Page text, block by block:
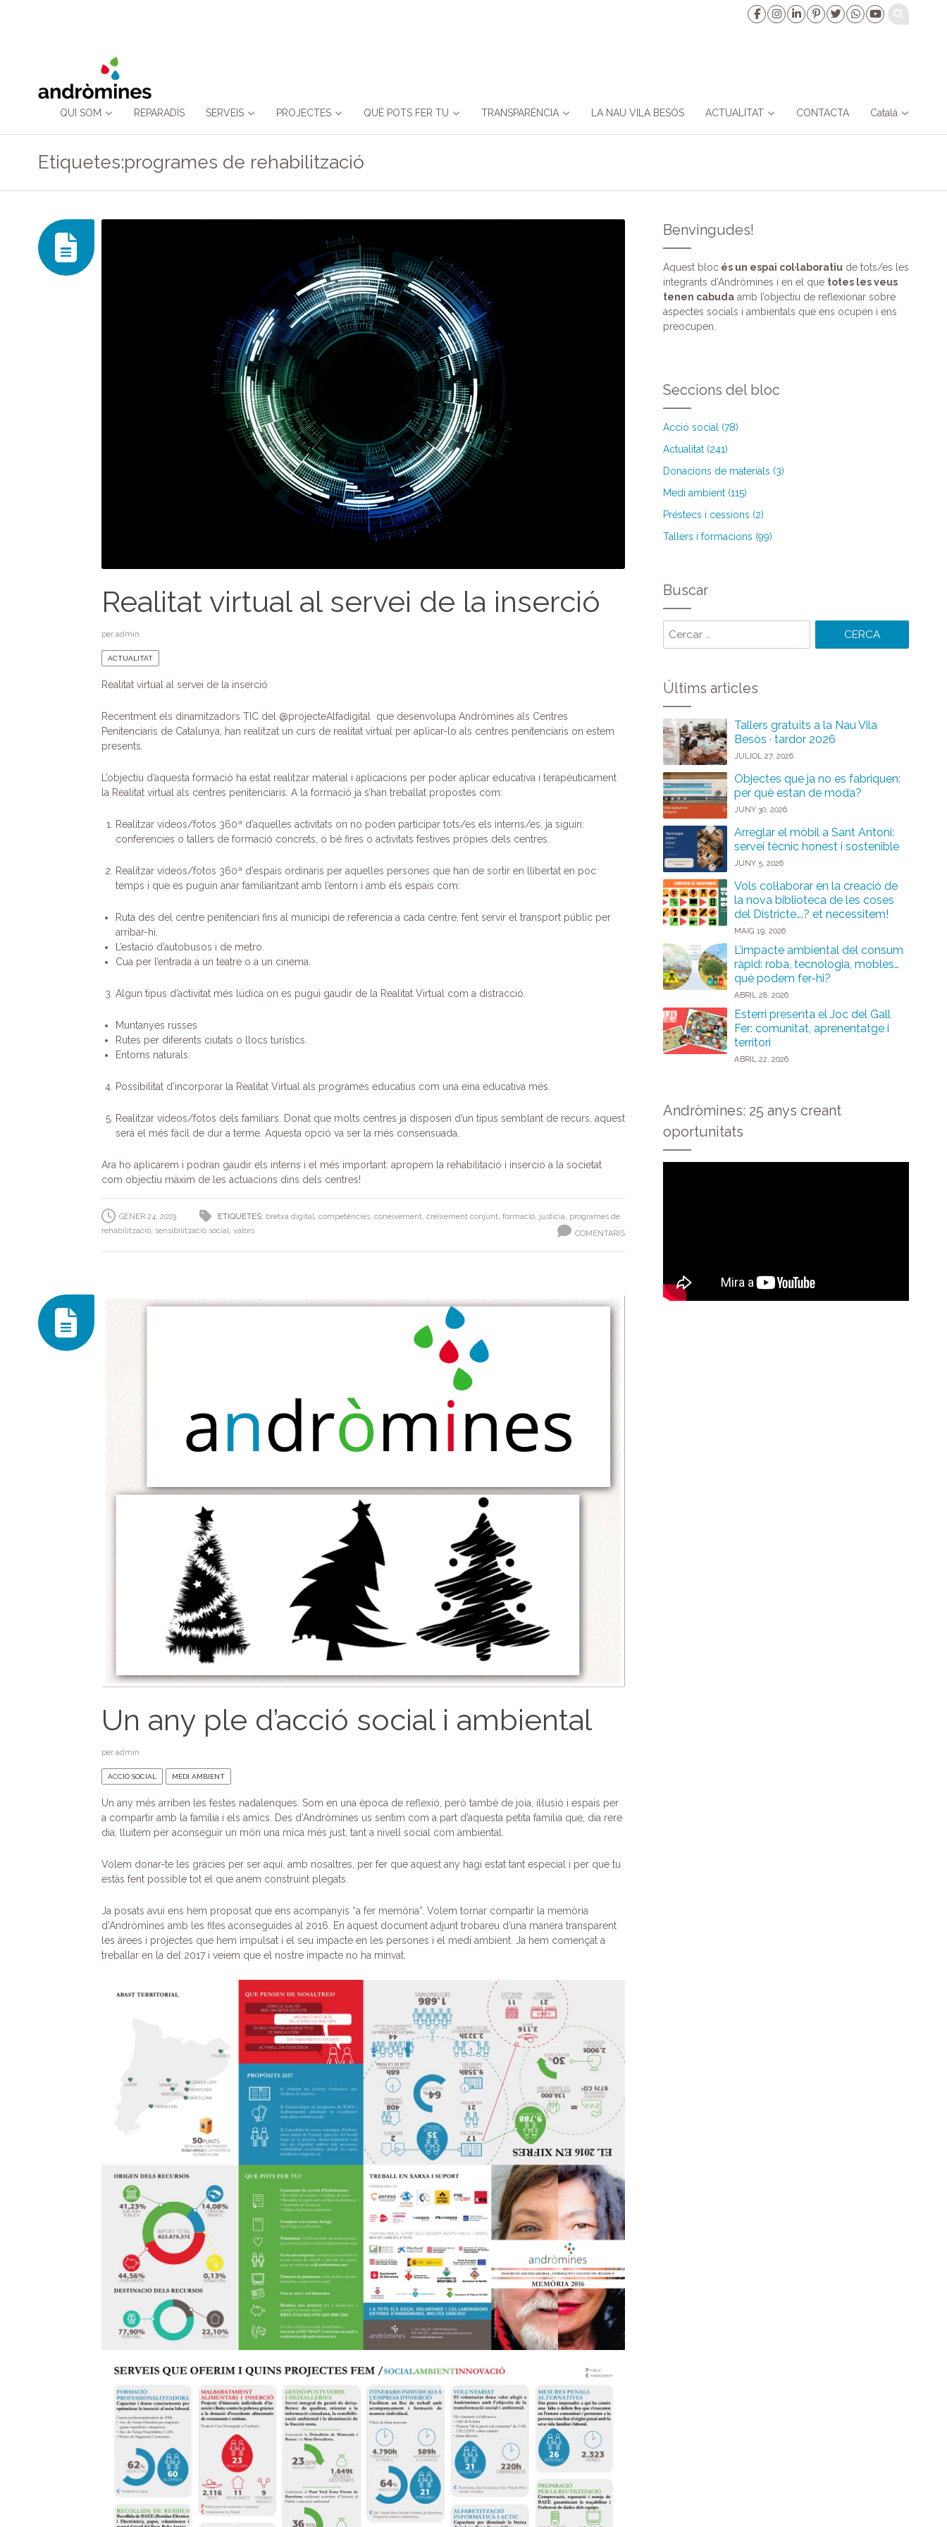
QUI SOM REPARADÍS SERVEIS PROJECTES QUÈ POTS FER TU TRANSPARÈNCIA LA NAU VILA BESÒS ACTUALITAT CONTACTA Català
content
Etiquetes:programes de rehabilització
Realitat virtual al servei de la inserció
per admin
ACTUALITAT
Realitat virtual al servei de la inserció
Recentment els dinamitzadors TIC del @projecteAlfadigital que desenvolupa Andròmines als Centres
Penitenciaris de Catalunya, han realitzat un curs de realitat virtual per aplicar-lo als centres penitenciaris on estem
presents.
L’objectiu d’aquesta formació ha estat realitzar material i aplicacions per poder aplicar educativa i terapèuticament
la Realitat virtual als centres penitenciaris. A la formació ja s’han treballat propostes com:
Realitzar vídeos/fotos 360ª d’aquelles activitats on no poden participar tots/es els interns/es, ja siguin:
conferencies o tallers de formació concrets, o bé fires o activitats festives pròpies dels centres.
Realitzar vídeos/fotos 360ª d’espais ordinaris per aquelles persones que han de sortir en llibertat en poc
temps i que es puguin anar familiaritzant amb l’entorn i amb els espais com:
Ruta des del centre penitenciari fins al municipi de referencia a cada centre, fent servir el transport públic per
arribar-hi,
L’estació d’autobusos i de metro.
Cua per l’entrada a un teatre o a un cinema.
Algun tipus d’activitat més lúdica on es pugui gaudir de la Realitat Virtual com a distracció.
Muntanyes russes
Rutes per diferents ciutats o llocs turístics.
Entorns naturals.
Possibilitat d’incorporar la Realitat Virtual als programes educatius com una eina educativa més.
Realitzar vídeos/fotos dels familiars. Donat que molts centres ja disposen d’un tipus semblant de recurs, aquest
serà el més fàcil de dur a terme. Aquesta opció va ser la més consensuada.
Ara ho aplicarem i podran gaudir els interns i el més important: apropem la rehabilitació i inserció a la societat
com objectiu màxim de les actuacions dins dels centres!
GENER 24, 2019 ETIQUETES: bretxa digital competències, coneixement creixement conjunt formació, justícia
programes de
rehabilització, sensibilització social valors COMENTARIS
Un any ple d’acció social i ambiental
per admin
ACCIÓ SOCIAL MEDI AMBIENT
Un any més arriben les festes nadalenques. Som en una època de reflexió, però també de joia, il·lusió i espais per
a compartir amb la família i els amics. Des d’Andròmines us sentim com a part d’aquesta petita família que, dia rere
dia, lluitem per aconseguir un món una mica més just, tant a nivell social com ambiental.
Volem donar-te les gràcies per ser aquí, amb nosaltres, per fer que aquest any hagi estat tant especial i per que tu
estàs fent possible tot el que anem construint plegats.
Ja posats avui ens hem proposat que ens acompanyis “a fer memòria”. Volem tornar compartir la memòria
d’Andròmines amb les fites aconseguides al 2016. En aquest document adjunt trobareu d’una manera transparent
les àrees i projectes que hem impulsat i el seu impacte en les persones i el medi ambient. Ja hem començat a
treballar en la del 2017 i veiem que el nostre impacte no ha minvat.
Benvingudes!
Aquest blocés un espai col·laboratiude tots/es les
integrants d’Andròmines i en el que totes les veus
tenen cabudaamb l’objectiu de reflexionar sobre
aspectes socials i ambientals que ens ocupen i ens
preocupen.
Seccions del bloc
Acció social (78)
Actualitat (241)
Donacions de materials (3)
Medi ambient (115)
Préstecs i cessions (2)
Tallers i formacions (99)
Buscar
paraules:
Últims articles
Tallers gratuïts a la Nau Vila
Besòs · tardor 2026
JULIOL 27, 2026
Objectes que ja no es fabriquen:
per què estan de moda?
JUNY 30, 2026
Arreglar el mòbil a Sant Antoni:
servei tècnic honest i sostenible
JUNY 5, 2026
Vols col·laborar en la creació de
la nova biblioteca de les coses
del Districte….? et necessitem!
MAIG 19, 2026
L’impacte ambiental del consum
ràpid: roba, tecnologia, mobles…
què podem fer-hi?
ABRIL 28, 2026
Esterri presenta el Joc del Gall
Fer: comunitat, aprenentatge i
territori
ABRIL 22, 2026
Andròmines: 25 anys creant
oportunitats